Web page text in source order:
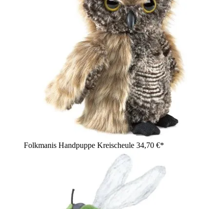
Folkmanis Handpuppe Kreischeule 34,70 €*